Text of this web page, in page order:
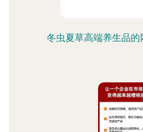
冬虫夏草高端养生品